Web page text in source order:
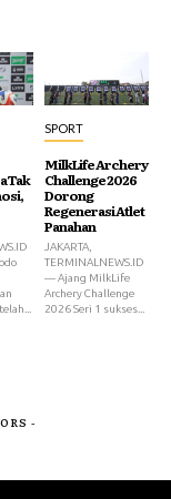
Tak
SPORT
MilkLife Archery
Challenge 2026
Dorong
Regenerasi Atlet
Panahan
JAKARTA,
TERMINALNEWS.ID
— Ajang MilkLife
Archery Challenge
2026 Seri 1 sukses...
-